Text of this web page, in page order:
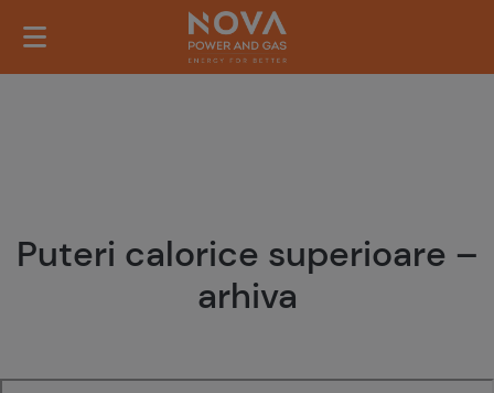
Puteri calorice superioare –
arhiva